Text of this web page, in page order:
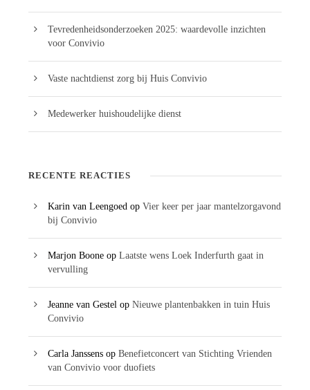
Tevredenheidsonderzoeken 2025: waardevolle inzichten
voor Convivio
Vaste nachtdienst zorg bij Huis Convivio
Medewerker huishoudelijke dienst
RECENTE REACTIES
Karin van Leengoed op Vier keer per jaar mantelzorgavond
bij Convivio
Marjon Boone op Laatste wens Loek Inderfurth gaat in
vervulling
Jeanne van Gestel op Nieuwe plantenbakken in tuin Huis
Convivio
Carla Janssens op Benefietconcert van Stichting Vrienden
van Convivio voor duofiets